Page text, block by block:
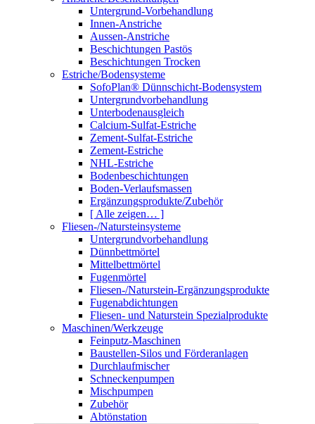
Untergrund-Vorbehandlung
Innen-Anstriche
Aussen-Anstriche
Beschichtungen Pastös
Beschichtungen Trocken
Estriche/Bodensysteme
SofoPlan® Dünnschicht-Bodensystem
Untergrundvorbehandlung
Unterbodenausgleich
Calcium-Sulfat-Estriche
Zement-Sulfat-Estriche
Zement-Estriche
NHL-Estriche
Bodenbeschichtungen
Boden-Verlaufsmassen
Ergänzungsprodukte/Zubehör
[ Alle zeigen… ]
Fliesen-/Natursteinsysteme
Untergrundvorbehandlung
Dünnbettmörtel
Mittelbettmörtel
Fugenmörtel
Fliesen-/Naturstein-Ergänzungsprodukte
Fugenabdichtungen
Fliesen- und Naturstein Spezialprodukte
Maschinen/Werkzeuge
Feinputz-Maschinen
Baustellen-Silos und Förderanlagen
Durchlaufmischer
Schneckenpumpen
Mischpumpen
Zubehör
Abtönstation